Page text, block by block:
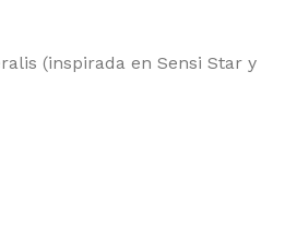
(inspirada en Sensi Star y